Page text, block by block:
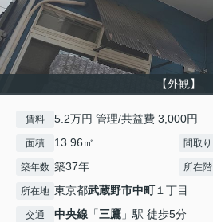
【外観】
賃料 5.2万円 管理/共益費 3,000円
面積 13.96㎡ 間取り
築年数 築37年 所在階
所在地 東京都武蔵野市中町１丁目
交通 中央線 「三鷹 」駅 徒歩5分